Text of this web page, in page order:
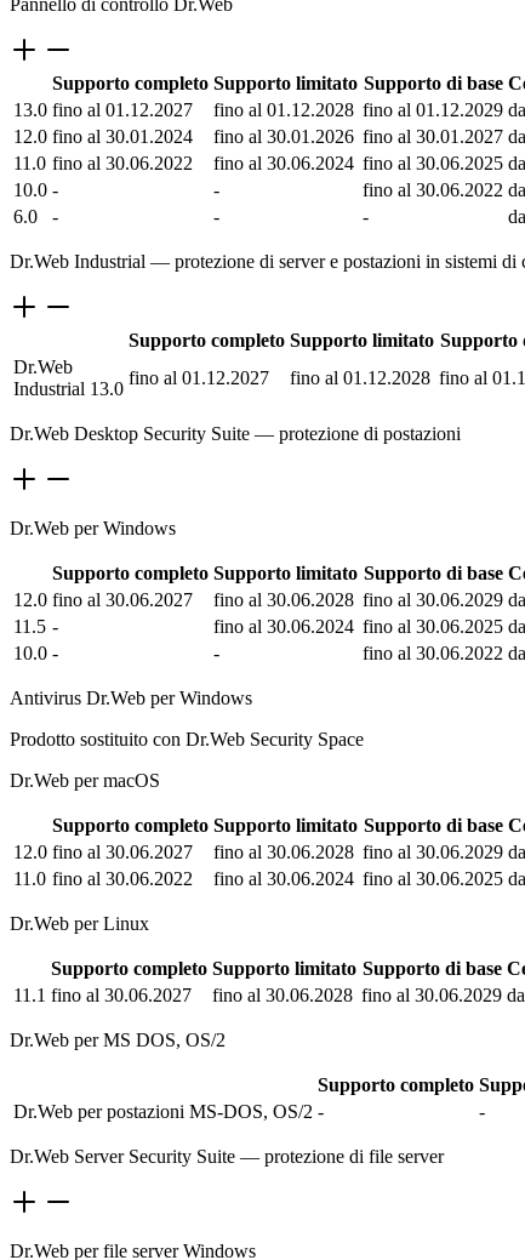
Supporto completo Supporto limitato Supporto di base
13.0 fino al 01.12.2027 fino al 01.12.2028 fino al 01.12.2029
12.0 fino al 30.01.2024 fino al 30.01.2026 fino al 30.01.2027
11.0 fino al 30.06.2022 fino al 30.06.2024 fino al 30.06.2025
10.0 - - fino al 30.06.2022
6.0
- - -
Dr.Web Industrial — protezione di server e postazioni in sistemi di
Supporto completo Supporto limitato Supporto
Dr.Web
Industrial 13.0
fino al 01.12.2027 fino al 01.12.2028 fino al
Dr.Web Desktop Security Suite — protezione di postazioni
Dr.Web per Windows
Supporto completo Supporto limitato Supporto di base
12.0 fino al 30.06.2027 fino al 30.06.2028 fino al 30.06.2029
11.5 - fino al 30.06.2024 fino al 30.06.2025
10.0 - - fino al 30.06.2022
Antivirus Dr.Web per Windows
Prodotto sostituito con Dr.Web Security Space
Dr.Web per macOS
Supporto completo Supporto limitato Supporto di base
12.0 fino al 30.06.2027 fino al 30.06.2028 fino al 30.06.2029
11.0 fino al 30.06.2022 fino al 30.06.2024 fino al 30.06.2025
Dr.Web per Linux
Supporto completo Supporto limitato Supporto di base
11.1 fino al 30.06.2027 fino al 30.06.2028 fino al 30.06.2029
Dr.Web per MS DOS, OS/2
Supporto completo
Dr.Web per postazioni MS-DOS, OS/2 - -
Dr.Web Server Security Suite — protezione di file server
Dr.Web per file server Windows